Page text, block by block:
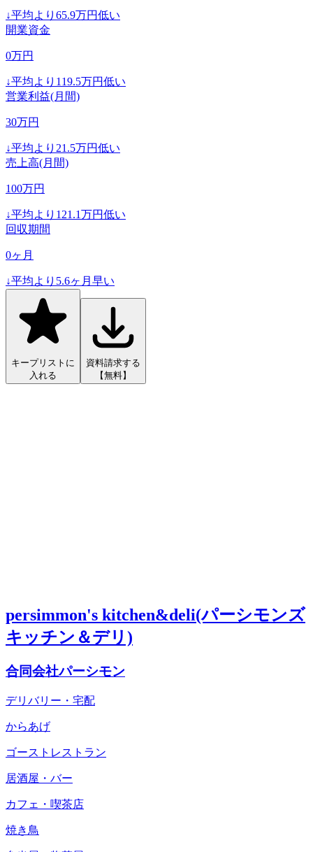
↓平均より 65.9万円低い
開業資金
0万円
↓平均より 119.5万円低い
営業利益(月間)
30万円
↓平均より 21.5万円低い
売上高(月間)
100万円
↓平均より 121.1万円低い
回収期間
0ヶ月
↓平均より 5.6ヶ月早い
キープリストに
入れる
資料請求する
【無料】
persimmon's kitchen&deli(パーシモンズ
キッチン＆デリ)
合同会社パーシモン
デリバリー・宅配
からあげ
ゴーストレストラン
居酒屋・バー
カフェ・喫茶店
焼き鳥